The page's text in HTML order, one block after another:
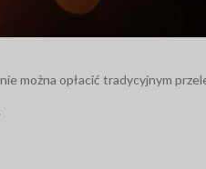
można opłacić tradycyjnym